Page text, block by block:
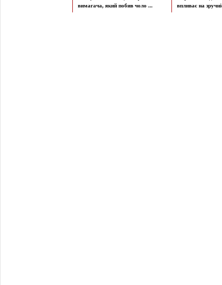
вимагача, який побив чоло ...
впливає на